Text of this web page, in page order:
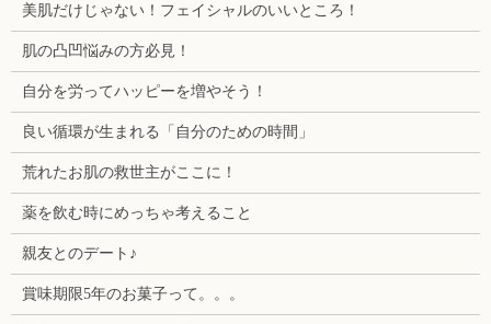
美肌だけじゃない！フェイシャルのいいところ！
肌の凸凹悩みの方必見！
自分を労ってハッピーを増やそう！
良い循環が生まれる「自分のための時間」
荒れたお肌の救世主がここに！
薬を飲む時にめっちゃ考えること
親友とのデート♪
賞味期限5年のお菓子って。。。